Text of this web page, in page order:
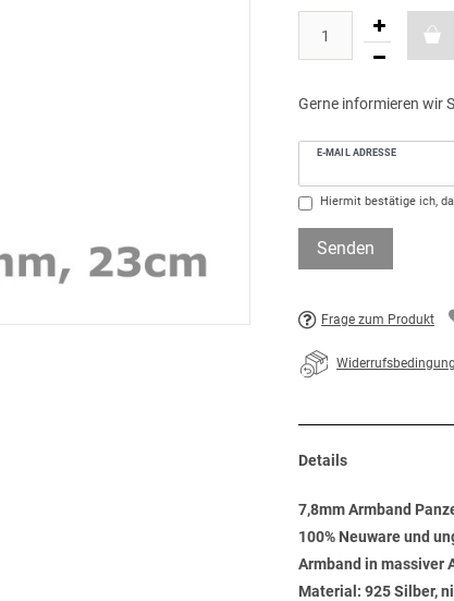
Gerne informieren wir
E-MAIL ADRESSE
Hiermit bestätige ich,
Senden
Frage zum Produkt
Details
7,8mm Armband
100% Neuware und
Armband in massiver
Material: 925 Silber,